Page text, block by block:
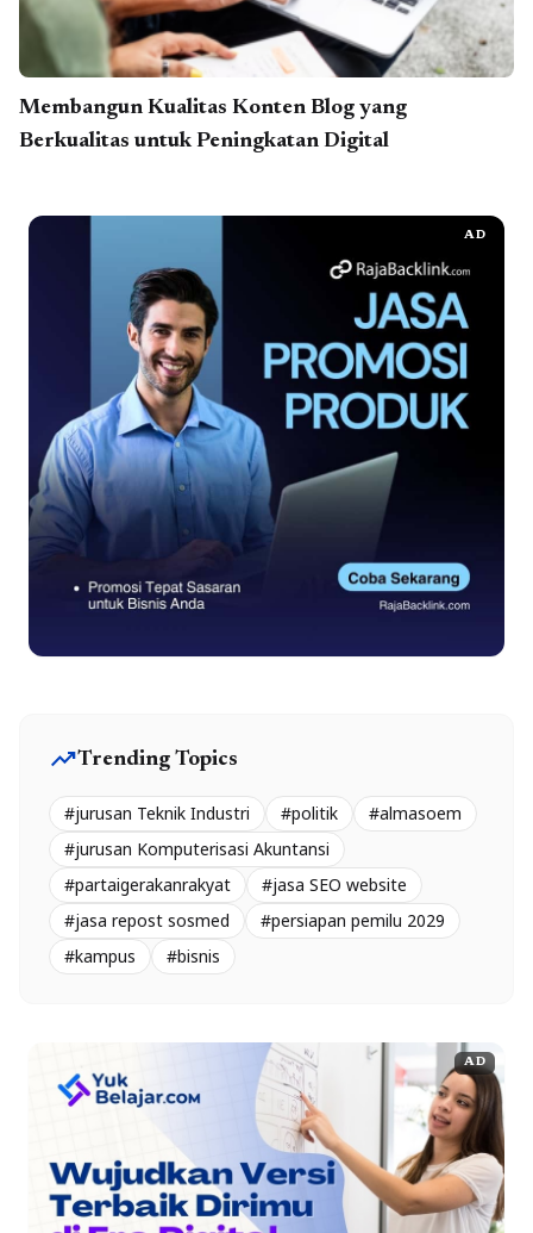
Membangun Kualitas Konten Blog yang
Berkualitas untuk Peningkatan Digital
AD
trending_upTrending Topics
#jurusan Teknik Industri #politik
#almasoem
#jurusan Komputerisasi Akuntansi
#partaigerakanrakyat
#jasa SEO website
#jasa repost sosmed
#persiapan pemilu 2029
#kampus
#bisnis
AD